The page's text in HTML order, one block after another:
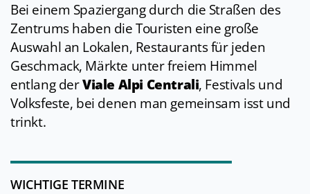
Bei einem Spaziergang durch die Straßen des
Zentrums haben die Touristen eine große
Auswahl an Lokalen, Restaurants für jeden
Geschmack, Märkte unter freiem Himmel
entlang derViale Alpi Centrali, Festivals und
Volksfeste, bei denen man gemeinsam isst und
trinkt.
WICHTIGE TERMINE